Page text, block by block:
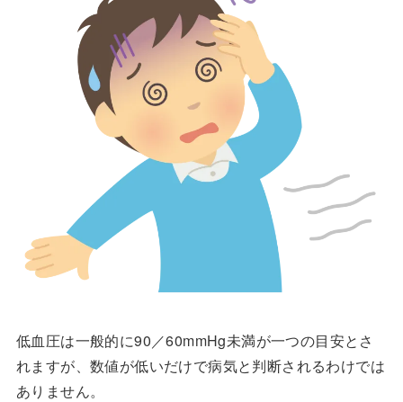
低血圧は一般的に90／60mmHg未満が一つの目安とさ
れますが、数値が低いだけで病気と判断されるわけでは
ありません。